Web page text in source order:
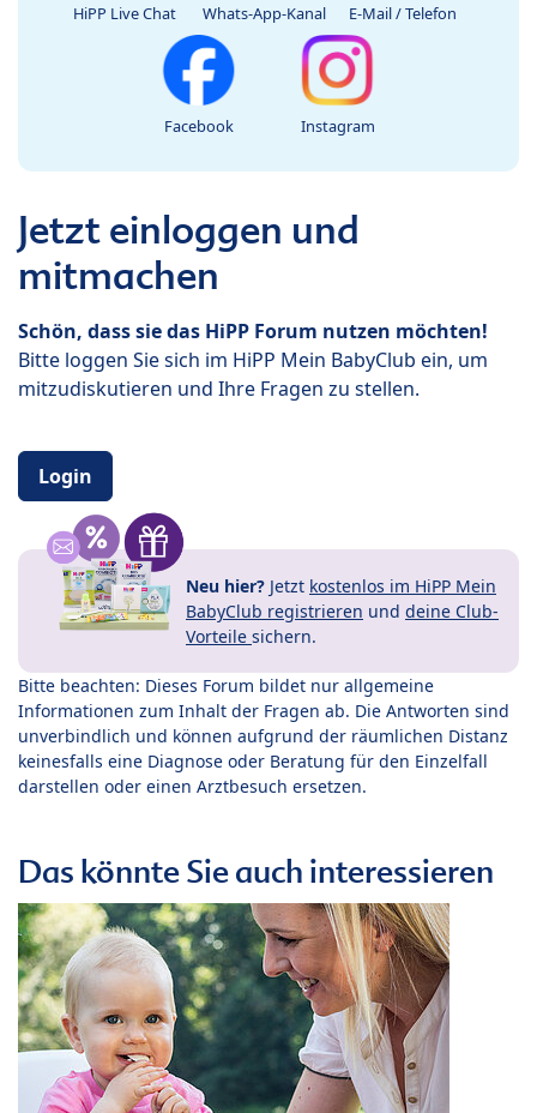
HiPP Live Chat Whats-App-Kanal E-Mail / Telefon
Facebook Instagram
Jetzt einloggen und
mitmachen
Schön, dass sie das HiPP Forum nutzen möchten!
Bitte loggen Sie sich im HiPP Mein BabyClub ein, um
mitzudiskutieren und Ihre Fragen zu stellen.
Login
Neu hier? Jetzt kostenlos im HiPP Mein
BabyClub registrieren und deine Club-
Vorteile sichern.
Bitte beachten: Dieses Forum bildet nur allgemeine
Informationen zum Inhalt der Fragen ab. Die Antworten sind
unverbindlich und können aufgrund der räumlichen Distanz
keinesfalls eine Diagnose oder Beratung für den Einzelfall
darstellen oder einen Arztbesuch ersetzen.
Das könnte Sie auch interessieren